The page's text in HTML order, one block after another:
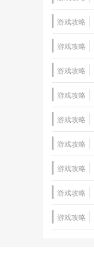
游戏攻略
游戏攻略
游戏攻略
游戏攻略
游戏攻略
游戏攻略
游戏攻略
游戏攻略
游戏攻略